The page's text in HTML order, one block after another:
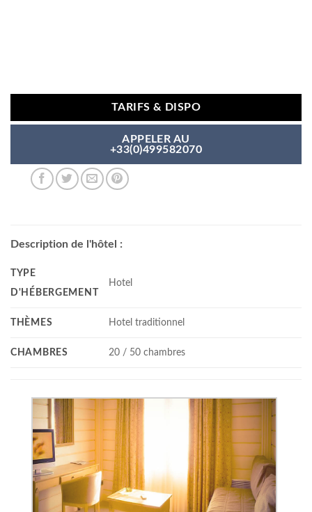
TARIFS & DISPO
APPELER AU
+33(0)499582070
Description de l'hôtel :
TYPE
D'HÉBERGEMENT
Hotel
THÈMES Hotel traditionnel
CHAMBRES 20 / 50 chambres